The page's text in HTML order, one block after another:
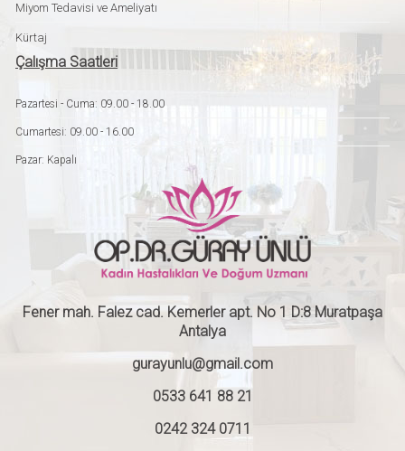
Miyom Tedavisi ve Ameliyatı
Kürtaj
Çalışma Saatleri
Pazartesi - Cuma: 09.00 - 18.00
Cumartesi: 09.00 - 16.00
Pazar: Kapalı
Fener mah. Falez cad. Kemerler apt. No 1 D:8 Muratpaşa
Antalya
gurayunlu@gmail.com
0533 641 88 21
0242 324 0711